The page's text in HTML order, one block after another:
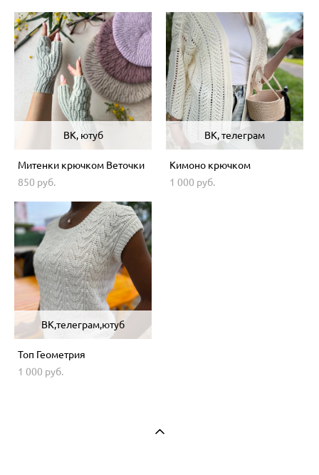
ВК, ютуб
Митенки крючком Веточки
850 pуб.
ВК, телеграм
Кимоно крючком
1 000 pуб.
ВК,телеграм,ютуб
Топ Геометрия
1 000 pуб.